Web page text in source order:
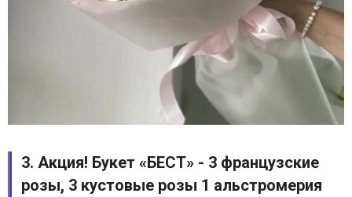
3. Акция! Букет «БЕСТ» - 3 французские
розы, 3 кустовые розы 1 альстромерия